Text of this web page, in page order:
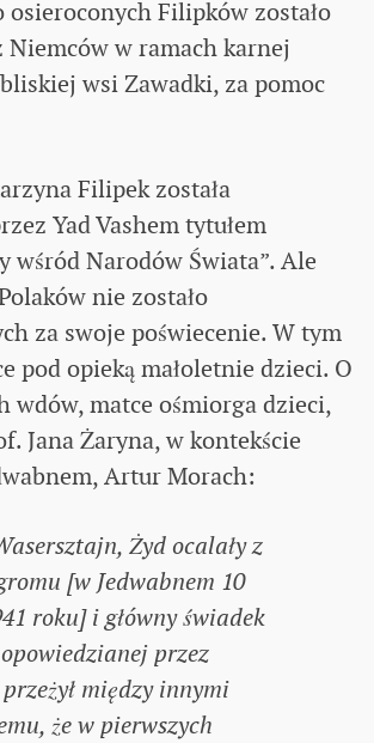
osieroconych Filipków zostało
Niemców w ramach karnej
wsi Zawadki, za pomoc
Filipek została
Yad Vashem tytułem
wśród Narodów Świata”. Ale
nie zostało
za swoje poświecenie. W tym
pod opieką małoletnie dzieci. O
wdów, matce ośmiorga dzieci,
Jana Żaryna, w kontekście
Artur Morach:
Żyd ocalały z
[w Jedwabnem 10
roku] i główny świadek
przez
między innymi
że w pierwszych